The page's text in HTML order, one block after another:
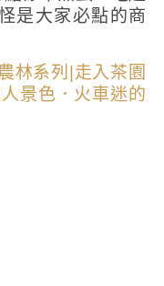
是大家必點的商